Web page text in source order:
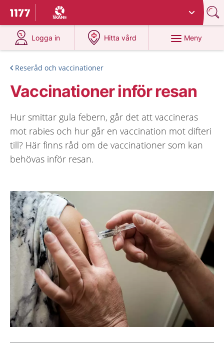
Till startsidan för 1177
Du har valt region
Logga in
på 1177.se
Hitta vård
på 1177.se
Meny
Reseråd och vaccinationer
Vaccinationer inför resan
Hur smittar gula febern, går det att vaccineras
mot rabies och hur går en vaccination mot difteri
till? Här finns råd om de vaccinationer som kan
behövas inför resan.